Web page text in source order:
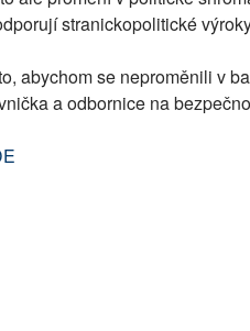
stranickopolitické
abychom se neproměnili v
a odbornice na